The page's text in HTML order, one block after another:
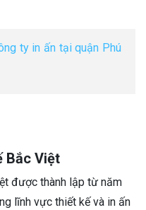
ty in ấn tại quận Phú
Bắc Việt
được thành lập từ năm
lĩnh vực thiết kế và in ấn